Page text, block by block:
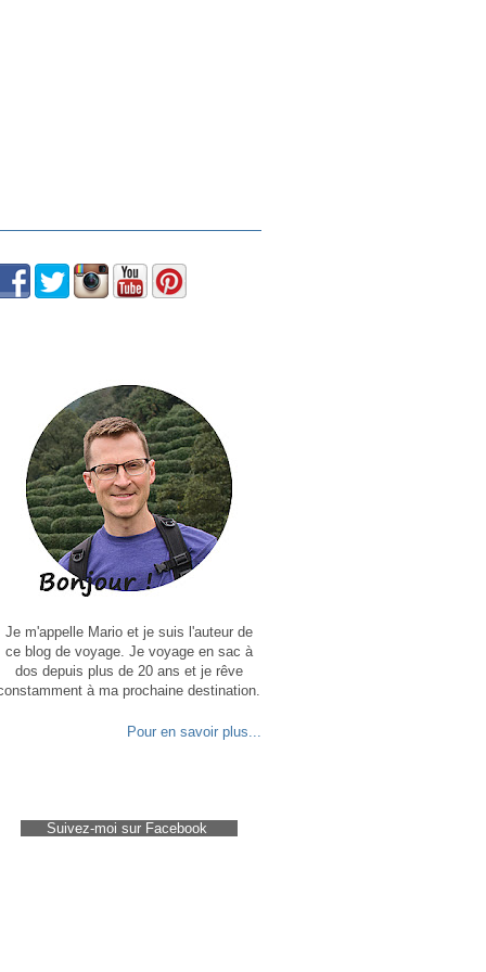
Je m'appelle Mario et je suis l'auteur de
ce blog de voyage. Je voyage en sac à
dos depuis plus de 20 ans et je rêve
à ma prochaine destination.
Pour en savoir plus...
Suivez-moi sur Facebook